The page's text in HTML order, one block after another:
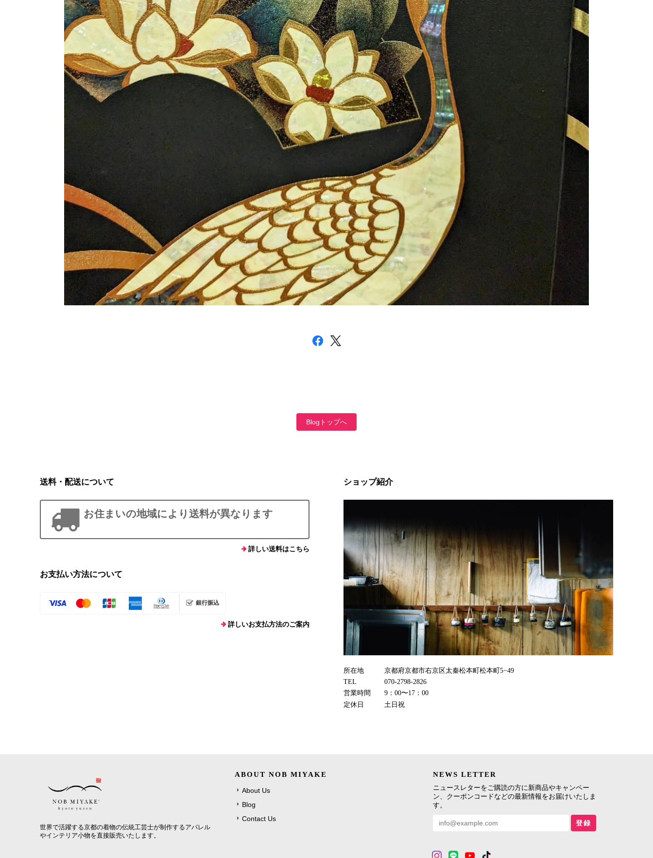
Blogトップへ
送料・配送について
お住まいの地域により送料が異なります
詳しい送料はこちら
お支払い方法について
銀行振込
詳しいお支払方法のご案内
ショップ紹介
所在地
京都府京都市右京区太秦松本町松本町5−49
TEL
070-2798-2826
営業時間
9：00〜17：00
定休日
土日祝
世界で活躍する京都の着物の伝統工芸士が制作するアパレル
やインテリア小物を直接販売いたします。
ABOUT NOB MIYAKE
About Us
Blog
Contact Us
NEWS LETTER
ニュースレターをご購読の方に新商品やキャンペー
ン、クーポンコードなどの最新情報をお届けいたしま
す。
登録